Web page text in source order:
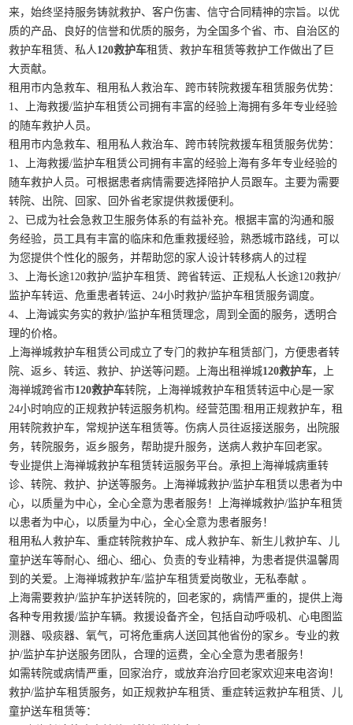
来，始终坚持服务铸就救护、客户伤害、信守合同精神的宗旨。以优
质的产品、良好的信誉和优质的服务，为全国多个省、市、自治区的
救护车租赁、私人120救护车租赁、救护车租赁等救护工作做出了巨
大贡献。
租用市内急救车、租用私人救治车、跨市转院救援车租赁服务优势：
1、上海救援/监护车租赁公司拥有丰富的经验上海拥有多年专业经验
的随车救护人员。
租用市内急救车、租用私人救治车、跨市转院救援车租赁服务优势：
1、上海救援/监护车租赁公司拥有丰富的经验上海有多年专业经验的
随车救护人员。可根据患者病情需要选择陪护人员跟车。主要为需要
转院、出院、回家、回外省老家提供救援便利。
2、已成为社会急救卫生服务体系的有益补充。根据丰富的沟通和服
务经验，员工具有丰富的临床和危重救援经验，熟悉城市路线，可以
为您提供个性化的服务，并帮助您的家人设计转移病人的过程
3、上海长途120救护/监护车租赁、跨省转运、正规私人长途120救护/
监护车转运、危重患者转运、24小时救护/监护车租赁服务调度。
4、上海诚实务实的救护/监护车租赁理念，周到全面的服务，透明合
理的价格。
上海禅城救护车租赁公司成立了专门的救护车租赁部门，方便患者转
院、返乡、转运、救护、护送等问题。上海出租禅城120救护车，上
海禅城跨省市120救护车转院，上海禅城救护车租赁转运中心是一家
24小时响应的正规救护转运服务机构。经营范围:租用正规救护车，租
用转院救护车，常规护送车租赁等。伤病人员往返接送服务，出院服
务，转院服务，返乡服务，帮助提升服务，送病人救护车回老家。
专业提供上海禅城救护车租赁转运服务平台。承担上海禅城病重转
诊、转院、救护、护送等服务。上海禅城救护/监护车租赁以患者为中
心，以质量为中心，全心全意为患者服务！上海禅城救护/监护车租赁
以患者为中心，以质量为中心，全心全意为患者服务！
租用私人救护车、重症转院救护车、成人救护车、新生儿救护车、儿
童护送车等耐心、细心、细心、负责的专业精神，为患者提供温馨周
到的关爱。上海禅城救护车/监护车租赁爱岗敬业，无私奉献 。
上海需要救护/监护车护送转院的，回老家的，病情严重的，提供上海
各种专用救援/监护车辆。救援设备齐全，包括自动呼吸机、心电图监
测器、吸痰器、氧气，可将危重病人送回其他省份的家乡。专业的救
护/监护车护送服务团队，合理的运费，全心全意为患者服务！
如需转院或病情严重，回家治疗，或放弃治疗回老家欢迎来电咨询！
救护/监护车租赁服务，如正规救护车租赁、重症转运救护车租赁、儿
童护送车租赁等：